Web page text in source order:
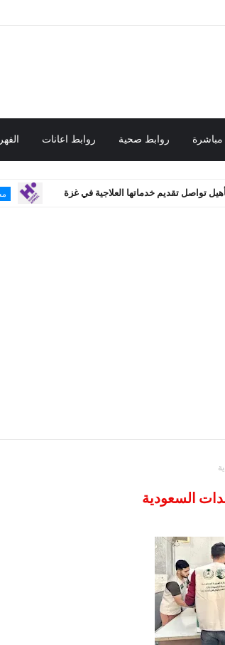
مباشرة روابط صحية روابط اعانات
خدماتها العلاجية في غزة مساعدات دولية
السعودية